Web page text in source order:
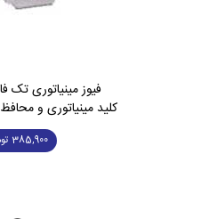
فیوز مینیاتوری تک فاز 20 آمپر
کلید مینیاتوری و
385,900